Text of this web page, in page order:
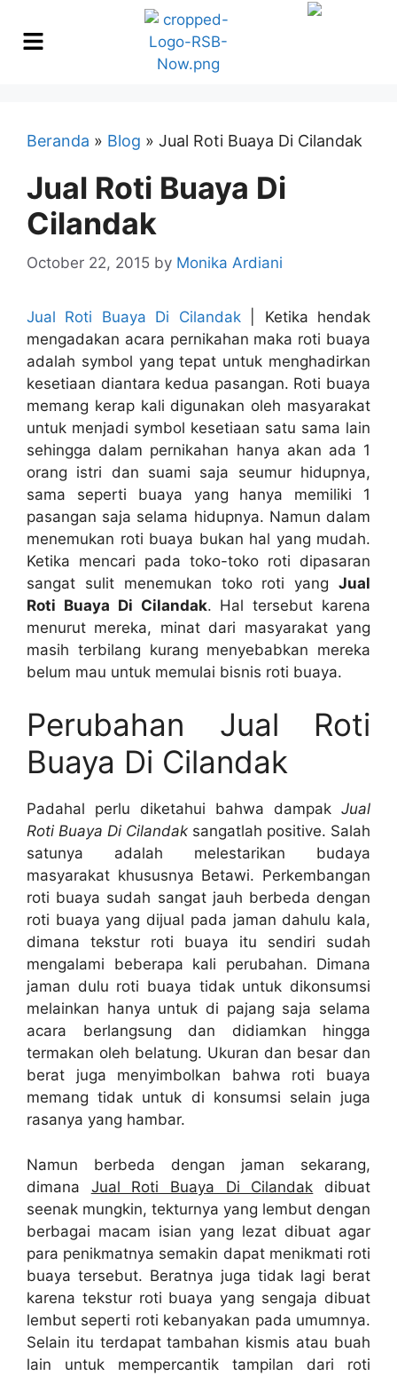
Beranda » Blog » Jual Roti Buaya Di Cilandak
Jual Roti Buaya Di
Cilandak
October 22, 2015 by Monika Ardiani
Jual Roti Buaya Di Cilandak| Ketika hendak
mengadakan acara pernikahan maka roti buaya
adalah symbol yang tepat untuk menghadirkan
kesetiaan diantara kedua pasangan. Roti buaya
memang kerap kali digunakan oleh masyarakat
untuk menjadi symbol kesetiaan satu sama lain
sehingga dalam pernikahan hanya akan ada 1
orang istri dan suami saja seumur hidupnya,
sama seperti buaya yang hanya memiliki 1
pasangan saja selama hidupnya. Namun dalam
menemukan roti buaya bukan hal yang mudah.
Ketika mencari pada toko-toko roti dipasaran
sangat sulit menemukan toko roti yang Jual
Roti Buaya Di Cilandak. Hal tersebut karena
menurut mereka, minat dari masyarakat yang
masih terbilang kurang menyebabkan mereka
belum mau untuk memulai bisnis roti buaya.
Perubahan Jual Roti
Buaya Di Cilandak
Padahal perlu diketahui bahwa dampak Jual
Roti Buaya Di Cilandak sangatlah positive. Salah
satunya adalah melestarikan budaya
masyarakat khususnya Betawi. Perkembangan
roti buaya sudah sangat jauh berbeda dengan
roti buaya yang dijual pada jaman dahulu kala,
dimana tekstur roti buaya itu sendiri sudah
mengalami beberapa kali perubahan. Dimana
jaman dulu roti buaya tidak untuk dikonsumsi
melainkan hanya untuk di pajang saja selama
acara berlangsung dan didiamkan hingga
termakan oleh belatung. Ukuran dan besar dan
berat juga menyimbolkan bahwa roti buaya
memang tidak untuk di konsumsi selain juga
rasanya yang hambar.
Namun berbeda dengan jaman sekarang,
dimana Jual Roti Buaya Di Cilandak dibuat
seenak mungkin, tekturnya yang lembut dengan
berbagai macam isian yang lezat dibuat agar
para penikmatnya semakin dapat menikmati roti
buaya tersebut. Beratnya juga tidak lagi berat
karena tekstur roti buaya yang sengaja dibuat
lembut seperti roti kebanyakan pada umumnya.
Selain itu terdapat tambahan kismis atau buah
lain untuk mempercantik tampilan dari roti